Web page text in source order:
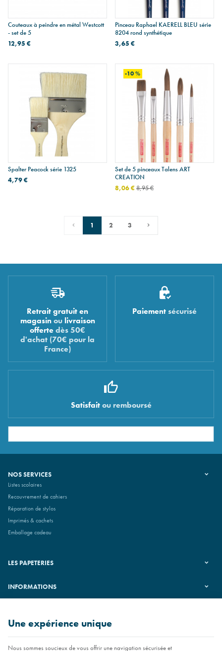
Couteaux à peindre en métal Westcott
- set de 5
12,95 €
Pinceau Raphael KAERELL BLEU série
8204 rond synthétique
3,65 €
Spalter Peacock série 1325
4,79 €
-10 %
Set de 5 pinceaux Talens ART
CREATION
8,06 €8,95 €
1 2 3
Retrait gratuit en
magasinou livraison
offerte dès 50€
d'achat (70€ pour la
France)
Paiement sécurisé
Satisfaitou remboursé
NOS SERVICES
Listes scolaires
Recouvrement de cahiers
Réparation de stylos
Imprimés & cachets
Emballage cadeau
LES PAPETERIES
INFORMATIONS
Une expérience unique
Nous sommes soucieux de vous offrir une navigation sécurisée et